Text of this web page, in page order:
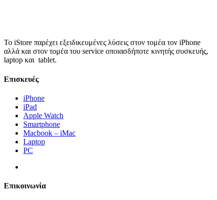
Το iStore παρέχει εξειδικευμένες λύσεις στον τομέα τον iPhone
αλλά και στον τομέα του service οποιασδήποτε κινητής συσκευής,
laptop και tablet.
Επισκευές
iPhone
iPad
Apple Watch
Smartphone
Macbook – iMac
Laptop
PC
Επικοινωνία